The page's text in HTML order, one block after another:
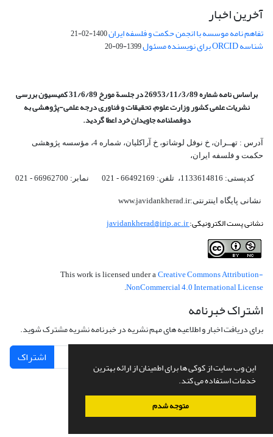
این وب سایت از کوکی ها برای اطمینان از ارائه بهترین
خدمات استفاده می کند.
متوجه شدم
آخرین اخبار
تفاهم نامه موسسه با انجمن حکمت و فلسفه ایران1400-02-21
شناسه ORCID برای نویسنده مسئول 1399-09-20
براساس نامه شماره 26953/11/3/89 در جلسة مورخ 31/6/89 کمیسیون
بررسی
نشریات علمی کشور وزارت علوم، تحقیقات و فناوری درجه علمی‌-پژوهشیبه
دوفصلنامه جاویدان خرد اعطا گردید.
آدرس : تهــران، خ نوفل لوشاتو، خ آراکلیان، شماره 4،‌ مؤسسه پژوهشی
حکمت و فلسفه ایران،‌
کدپستی: 1133614816، تلفن: 66492169 - 021 نمابر: 66962700 - 021
نشانی پایگاه اینترنتی:www.javidankherad.ir
نشانی پست الکترونیکی:javidankherad@irip.ac.ir
This work is licensed under a Creative Commons Attribution-
NonCommercial 4.0 International License
اشتراک خبرنامه
برای دریافت اخبار و اطلاعیه های مهم نشریه در خبرنامه نشریه مشترک شوید.
اشتراک
سامانه مدیریت نشریات علمی.طراحی و پیاده سازی ازسیناوب